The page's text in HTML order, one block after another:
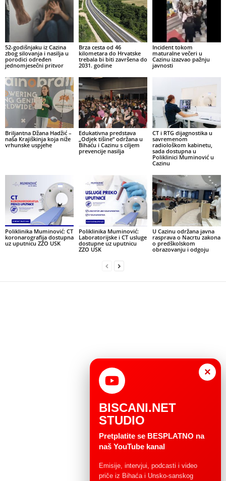
52-godišnjaku iz Cazina
zbog silovanja i nasilja u
porodici određen
jednomjesečni pritvor
Brza cesta od 46
kilometara do Hrvatske
trebala bi biti završena do
2031. godine
Incident tokom
maturalne večeri u
Cazinu izazvao pažnju
javnosti
Briljantna Džana Hadžić –
naša Krajiškinja koja niže
vrhunske uspjehe
Edukativna predstava
„Odjek tišine“ održana u
Bihaću i Cazinu s ciljem
prevencije nasilja
CT i RTG dijagnostika u
savremenom
radiološkom kabinetu,
sada dostupna u
Poliklinici Muminović u
Cazinu
Poliklinika Muminović: CT
koronarografija dostupna
uz uputnicu ZZO USK
Poliklinika Muminović:
Laboratorijske i CT usluge
dostupne uz uputnicu
ZZO USK
U Cazinu održana javna
rasprava o Nacrtu zakona
o predškolskom
obrazovanju i odgoju
×
BISCANI.NET
STUDIO
Pretplatite se BESPLATNO na
naš YouTube kanal
Emisije, intervjui, podcasti i video
priče iz Bihaća i Unsko-sanskog